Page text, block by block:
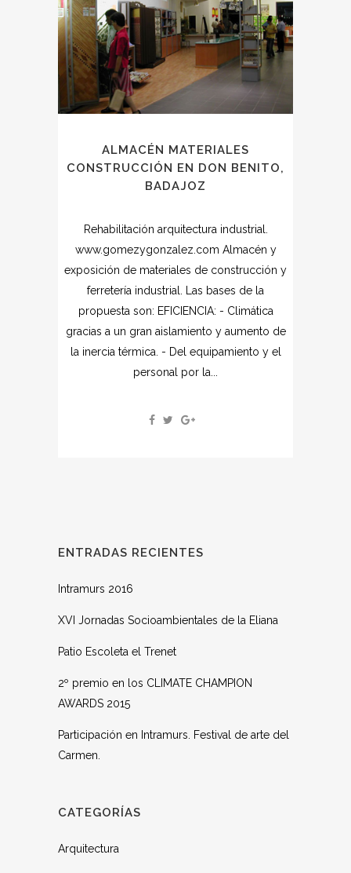
ALMACÉN MATERIALES
CONSTRUCCIÓN EN DON BENITO,
BADAJOZ
Rehabilitación arquitectura industrial.
www.gomezygonzalez.com Almacén y
exposición de materiales de construcción y
ferretería industrial. Las bases de la
propuesta son: EFICIENCIA: - Climática
gracias a un gran aislamiento y aumento de
la inercia térmica. - Del equipamiento y el
personal por la...
ENTRADAS RECIENTES
Intramurs 2016
XVI Jornadas Socioambientales de la Eliana
Patio Escoleta el Trenet
2º premio en los CLIMATE CHAMPION
AWARDS 2015
Participación en Intramurs. Festival de arte del
Carmen.
CATEGORÍAS
Arquitectura